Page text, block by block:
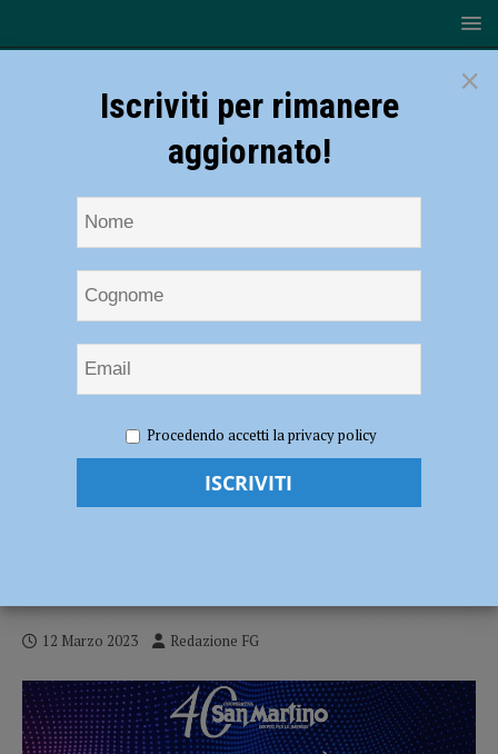
due auto sulla Statale 45 alle porte di Rivergaro, grave un uomo
trasportato a Parma
Schianto tra due auto sulla Statale 45 alle
12 Marzo 2023 Redazione FG
×
Iscriviti per rimanere
aggiornato!
Procedendo accetti la privacy policy